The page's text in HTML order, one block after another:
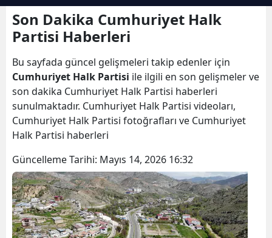
Bilecik
Bitlis
Bolu
Burdur
Çanakkale
Çankırı
Çorum
Son Dakika Cumhuriyet Halk
Partisi Haberleri
Bu sayfada güncel gelişmeleri takip edenler için
Cumhuriyet Halk Partisi ile ilgili en son gelişmeler ve
son dakika Cumhuriyet Halk Partisi haberleri
sunulmaktadır. Cumhuriyet Halk Partisi videoları,
Cumhuriyet Halk Partisi fotoğrafları ve Cumhuriyet
Halk Partisi haberleri
Güncelleme Tarihi: Mayıs 14, 2026 16:32